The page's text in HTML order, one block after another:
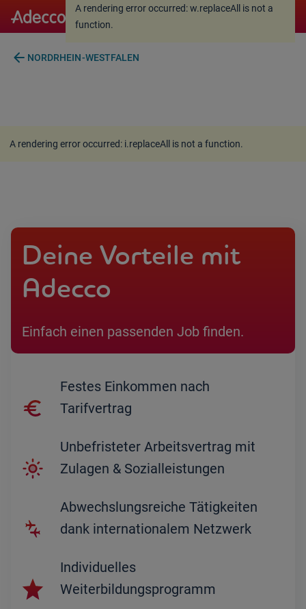
A rendering error occurred:
function.
A rendering error occurred:w.replaceAll is not a
function.
arrow_back NORDRHEIN-WESTFALEN
A rendering error occurred: i.replaceAll is not a function.
Deine Vorteile mit
Adecco
Einfach einen passenden Job finden.
Festes Einkommen nach
Tarifvertrag
Unbefristeter Arbeitsvertrag mit
Zulagen & Sozialleistungen
Abwechslungsreiche Tätigkeiten
dank internationalem Netzwerk
Individuelles
Weiterbildungsprogramm